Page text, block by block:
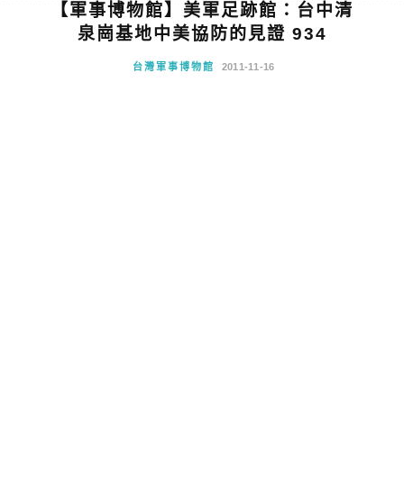
【軍事博物館】美軍足跡館：台中清
泉崗基地中美協防的見證 934
台灣軍事博物館 2011-11-16